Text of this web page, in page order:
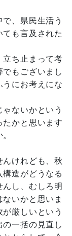
、県民生活う
も言及された
ち止まって考
もございまし
にお考えにな
ないかという
かと思います
けれども、秋
造がどうなる
し、むしろ明
いかと思いま
厳しいという
一括の見直し